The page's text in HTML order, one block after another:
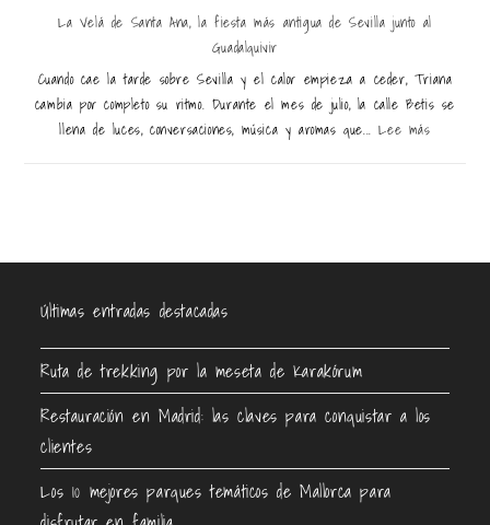
La Velá de Santa Ana, la fiesta más antigua de Sevilla junto al
Guadalquivir
Cuando cae la tarde sobre Sevilla y el calor empieza a ceder, Triana
cambia por completo su ritmo. Durante el mes de julio, la calle Betis se
llena de luces, conversaciones, música y aromas que...Lee más
Últimas entradas destacadas
Ruta de trekking por la meseta de Karakórum
Restauración en Madrid: las claves para conquistar a los
clientes
Los 10 mejores parques temáticos de Mallorca para